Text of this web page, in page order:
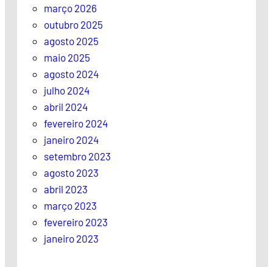
março 2026
outubro 2025
agosto 2025
maio 2025
agosto 2024
julho 2024
abril 2024
fevereiro 2024
janeiro 2024
setembro 2023
agosto 2023
abril 2023
março 2023
fevereiro 2023
janeiro 2023